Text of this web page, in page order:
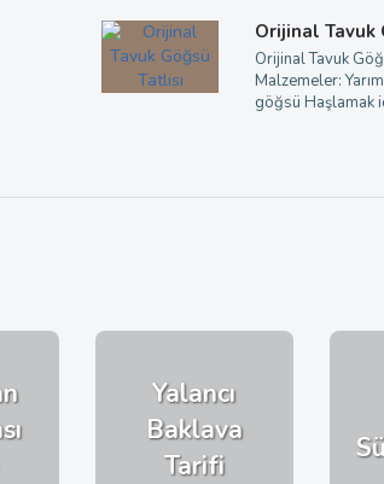
Orijinal Tavuk
Orijinal Tavuk
Malzemeler:
göğsü Haşlamak
Yalancı
Baklava
Tarifi